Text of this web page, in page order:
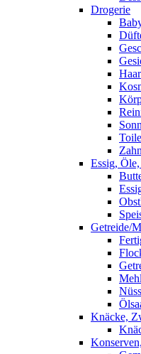
Drogerie
Essig,
Getreide/
Mehl
Knäcke,